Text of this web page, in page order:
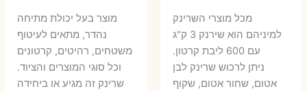
המקורי
היה:
35 ₪.
הנוכחי
הוא:
מכל מוצרי השרינק
למיניהם הוא שירנק 3 ק"ג
עם 600 ליבת קרטון.
ניתן לרכוש שרינק לבן
אטום, שחור אטום, שקוף
המקורי
היה:
55 ₪.
₪.
מוצר בעל יכולת מתיחה
נהדר, מתאים לעיטוף
משטחים, רהיטים, קרטונים
וכל סוגי המוצרים והציוד.
שרינק זה מגיע או ביחידה